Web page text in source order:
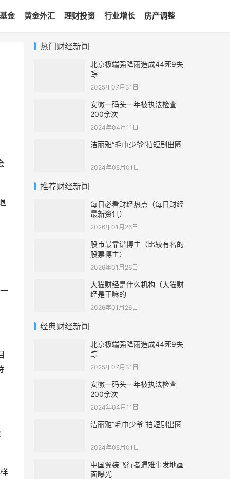
金 黄金外汇 理财投资 行业增长 房产调整
热门财经新闻
北京极端强降雨造成44死9失
踪
2025年07月31日
安徽一码头一年被执法检查
200余次
2024年04月11日
洁丽雅“毛巾少爷”拍短剧出圈
2024年05月01日
推荐财经新闻
每日必看财经热点（每日财经
最新资讯）
2026年01月26日
股市最靠谱博主（比较有名的
股票博主）
2026年01月26日
大猫财经是什么机构（大猫财
经是干嘛的
2026年01月26日
经典财经新闻
北京极端强降雨造成44死9失
踪
2025年07月31日
安徽一码头一年被执法检查
200余次
2024年04月11日
洁丽雅“毛巾少爷”拍短剧出圈
2024年05月01日
中国翼装飞行者遇难事发地画
面曝光